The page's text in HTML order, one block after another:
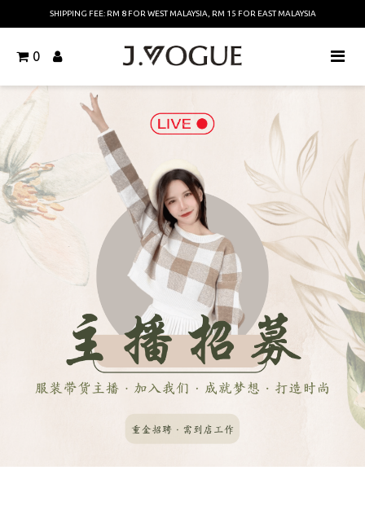
SHIPPING FEE: RM 8 FOR WEST MALAYSIA, RM 15 FOR EAST MALAYSIA
0